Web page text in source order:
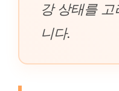
강 상태를
니다.